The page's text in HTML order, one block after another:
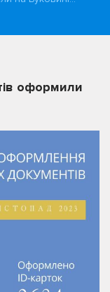
оформили